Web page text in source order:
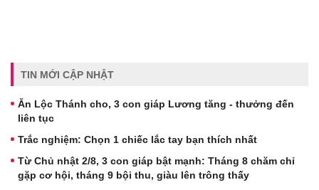
TIN MỚI CẬP NHẬT
Ăn Lộc Thánh cho, 3 con giáp Lương tăng - thưởng đến
liên tục
Trắc nghiệm: Chọn 1 chiếc lắc tay bạn thích nhất
Từ Chủ nhật 2/8, 3 con giáp bật mạnh: Tháng 8 chăm chỉ
gặp cơ hội, tháng 9 bội thu, giàu lên trông thấy